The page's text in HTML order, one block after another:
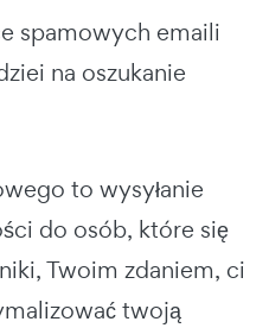
spamowych emaili
na oszukanie
to wysyłanie
do osób, które się
Twoim zdaniem, ci
twoją